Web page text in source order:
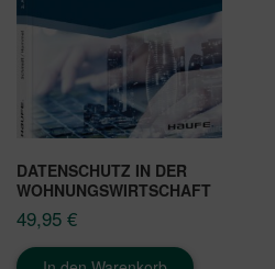
DATENSCHUTZ IN DER
WOHNUNGSWIRTSCHAFT
49,95 €